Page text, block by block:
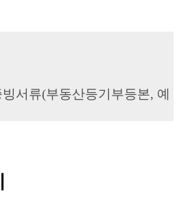
서류(부동산등기부등본, 예